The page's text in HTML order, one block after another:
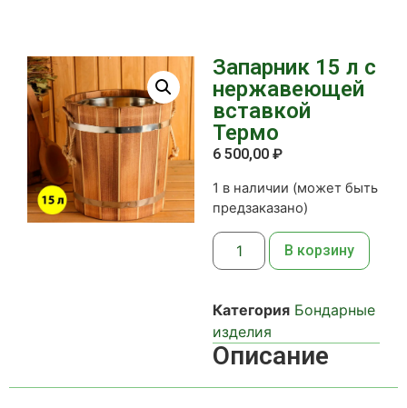
Запарник 15 л с
нержавеющей
вставкой
Термо
6 500,00 ₽
1 в наличии (может быть
предзаказано)
В корзину
Категория Бондарные
изделия
Описание